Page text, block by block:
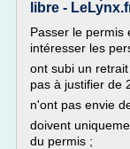
libre -
Passer le permis
intéresser les
ont subi un
pas à justifier de
n'ont pas envie
doivent
du permis ;